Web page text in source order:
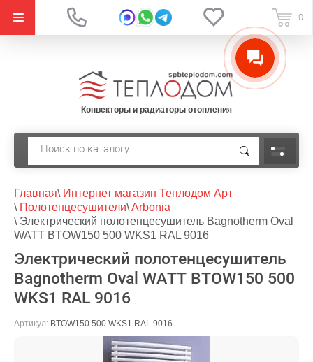
0
Конвекторы и радиаторы отопления
Главная\ Интернет магазин Теплодом Арт
\ Полотенцесушители\Arbonia
\ Электрический полотенцесушитель Bagnotherm Oval
WATT BTOW150 500 WKS1 RAL 9016
Электрический полотенцесушитель
Bagnotherm Oval WATT BTOW150 500
WKS1 RAL 9016
Артикул: BTOW150 500 WKS1 RAL 9016